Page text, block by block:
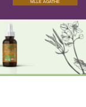
MLLE AGATHE